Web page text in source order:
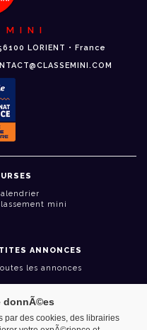
MINI
LORIENT • France
mini
ANNONCES
les annonces
donnÃ©es
par des cookies, des librairies